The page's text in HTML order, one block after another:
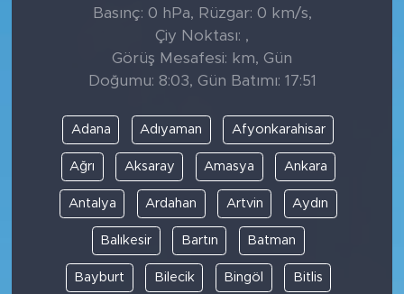
Basınç: 0 hPa, Rüzgar: 0 km/s,
Çiy Noktası: ,
Görüş Mesafesi: km, Gün
Doğumu: 8:03, Gün Batımı: 17:51
Adana Adıyaman Afyonkarahisar
Ağrı Aksaray Amasya Ankara
Antalya Ardahan Artvin Aydın
Balıkesir Bartın Batman
Bayburt Bilecik Bingöl Bitlis